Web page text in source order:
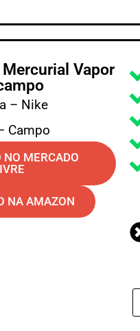
Vapor
– Nike
Campo
NO MERCADO
NA AMAZON